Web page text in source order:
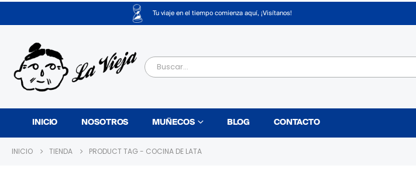
Tu viaje en el tiempo comienza aquí, ¡Visítanos!
INICIO NOSOTROS MUÑECOS BLOG CONTACTO
INICIO TIENDA PRODUCT TAG - COCINA DE LATA